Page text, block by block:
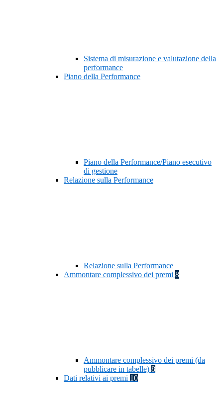
Sistema di misurazione e valutazione della
performance
Piano della Performance
Piano della Performance/Piano esecutivo
di gestione
Relazione sulla Performance
Relazione sulla Performance
Ammontare complessivo dei premi 8
Ammontare complessivo dei premi (da
pubblicare in tabelle) 8
Dati relativi ai premi 10